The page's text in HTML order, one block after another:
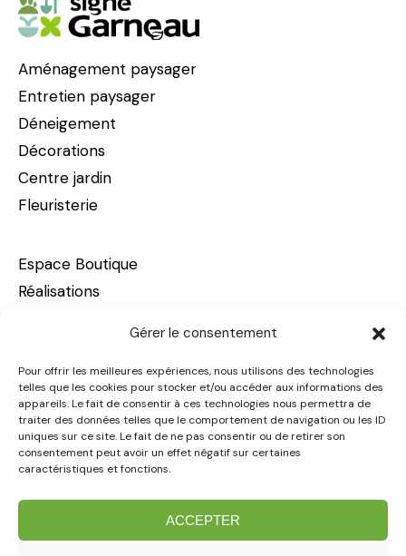
Gérer le consentement
Pour offrir les meilleures expériences, nous utilisons des technologies
telles que les cookies pour stocker et/ou accéder aux informations des
appareils. Le fait de consentir à ces technologies nous permettra de
traiter des données telles que le comportement de navigation ou les ID
uniques sur ce site. Le fait de ne pas consentir ou de retirer son
consentement peut avoir un effet négatif sur certaines
caractéristiques et fonctions.
ACCEPTER
Aménagement paysager
Entretien paysager
Déneigement
Décorations
Centre jardin
Fleuristerie
Espace Boutique
Réalisations
Nous joindre
Victoriaville – siège social
29, boulevard Arthabaska Est
819 758-3887
Sans frais : 1 888 551-3887